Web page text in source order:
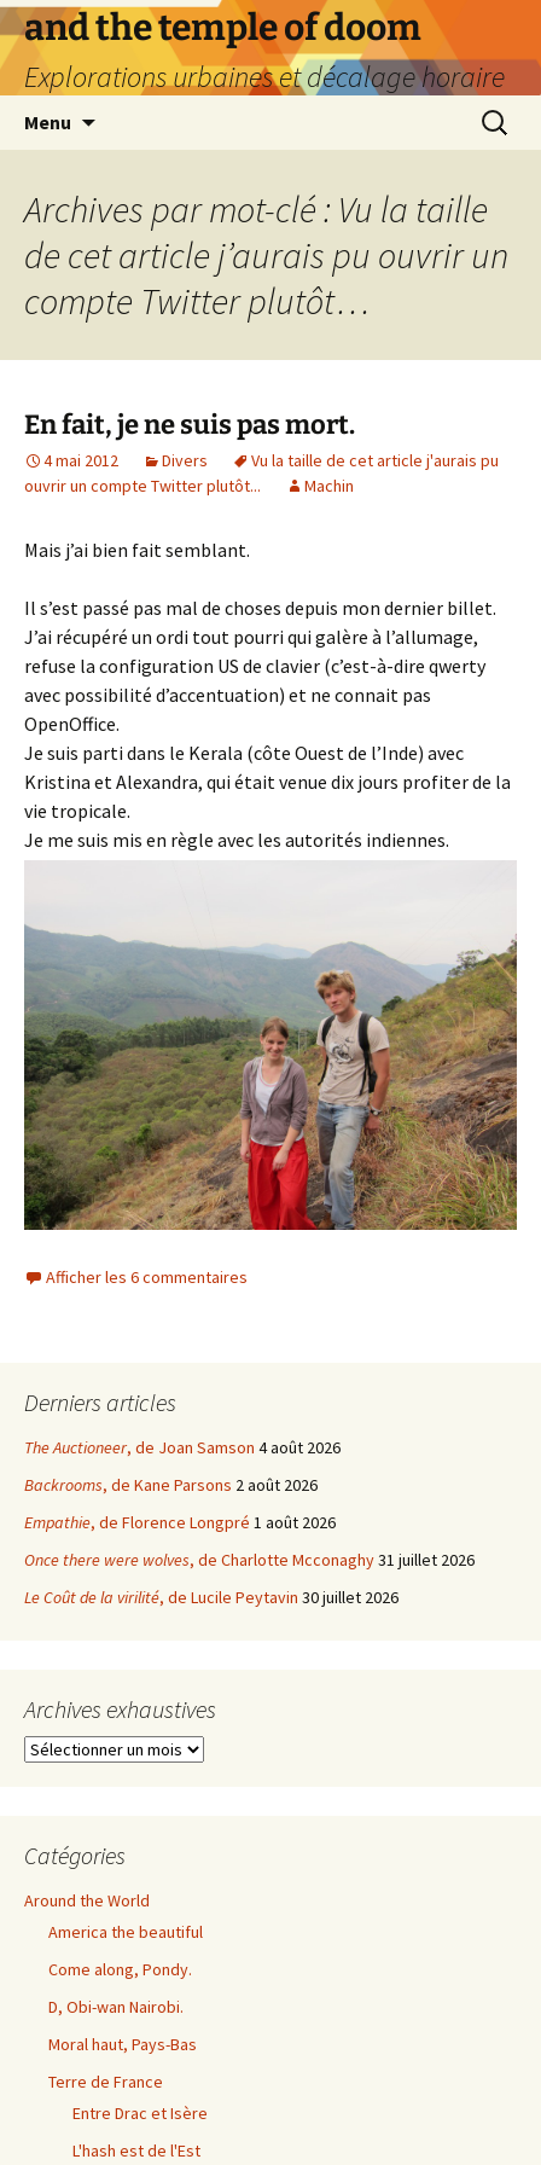
Aller
au
contenu
and the temple of doom
Explorations urbaines et décalage horaire
Menu
Archives par mot-clé : Vu la taille
de cet article j’aurais pu ouvrir un
compte Twitter plutôt…
En fait, je ne suis pas mort.
4 mai 2012 Divers
Vu la taille de cet article j'aurais pu
ouvrir un compte Twitter plutôt...
Machin
Mais j’ai bien fait semblant.
Il s’est passé pas mal de choses depuis mon dernier billet.
J’ai récupéré un ordi tout pourri qui galère à l’allumage,
refuse la configuration US de clavier (c’est-à-dire qwerty
avec possibilité d’accentuation) et ne connait pas
OpenOffice.
Je suis parti dans le Kerala (côte Ouest de l’Inde) avec
Kristina et Alexandra, qui était venue dix jours profiter de la
vie tropicale.
Je me suis mis en règle avec les autorités indiennes.
Afficher les 6 commentaires
Derniers articles
The Auctioneer, de Joan Samson 4 août 2026
Backrooms, de Kane Parsons 2 août 2026
Empathie, de Florence Longpré 1 août 2026
Once there were wolves, de Charlotte Mcconaghy31 juillet 2026
Le Coût de la virilité, de Lucile Peytavin 30 juillet 2026
Archives exhaustives
Archives
Catégories
Around the World
America the beautiful
Come along, Pondy.
D, Obi-wan Nairobi.
Moral haut, Pays-Bas
Terre de France
Entre Drac et Isère
L'hash est de l'Est